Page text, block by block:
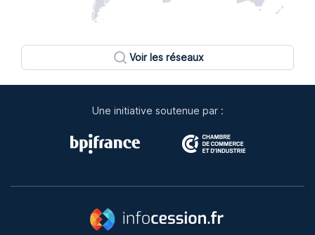
Voir les réseaux
Une initiative soutenue par :